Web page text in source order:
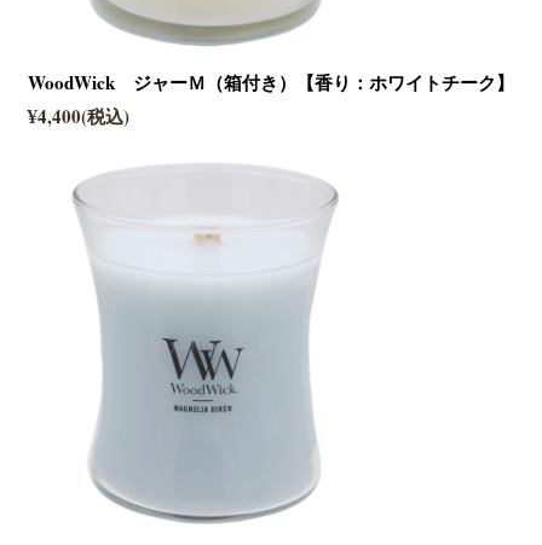
WoodWick ジャーＭ（箱付き）【香り：ホワイトチーク】
¥4,400(税込)